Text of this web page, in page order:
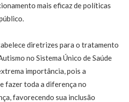
mais eficaz de políticas
diretrizes para o tratamento
no Sistema Único de Saúde
importância, pois a
fazer toda a diferença no
favorecendo sua inclusão